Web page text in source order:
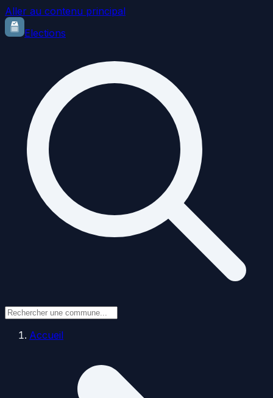
Aller au contenu principal
Elections
Accueil